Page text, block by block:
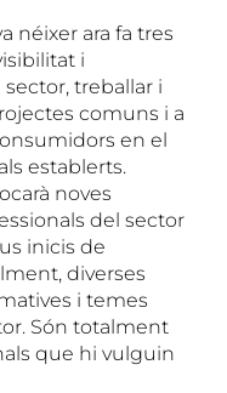
néixer ara fa tres
i
treballar i
comuns i a
en el
establerts.
noves
del sector
inicis de
diverses
i temes
Són totalment
que hi vulguin